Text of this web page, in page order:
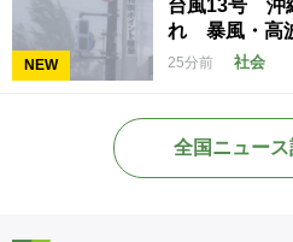
NEW
台風13号 沖
れ 暴風・高
25分前 社会
全国ニュー